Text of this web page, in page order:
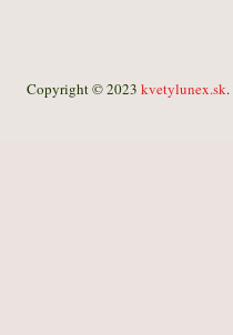
Copyright © 2023 kvetylunex.sk